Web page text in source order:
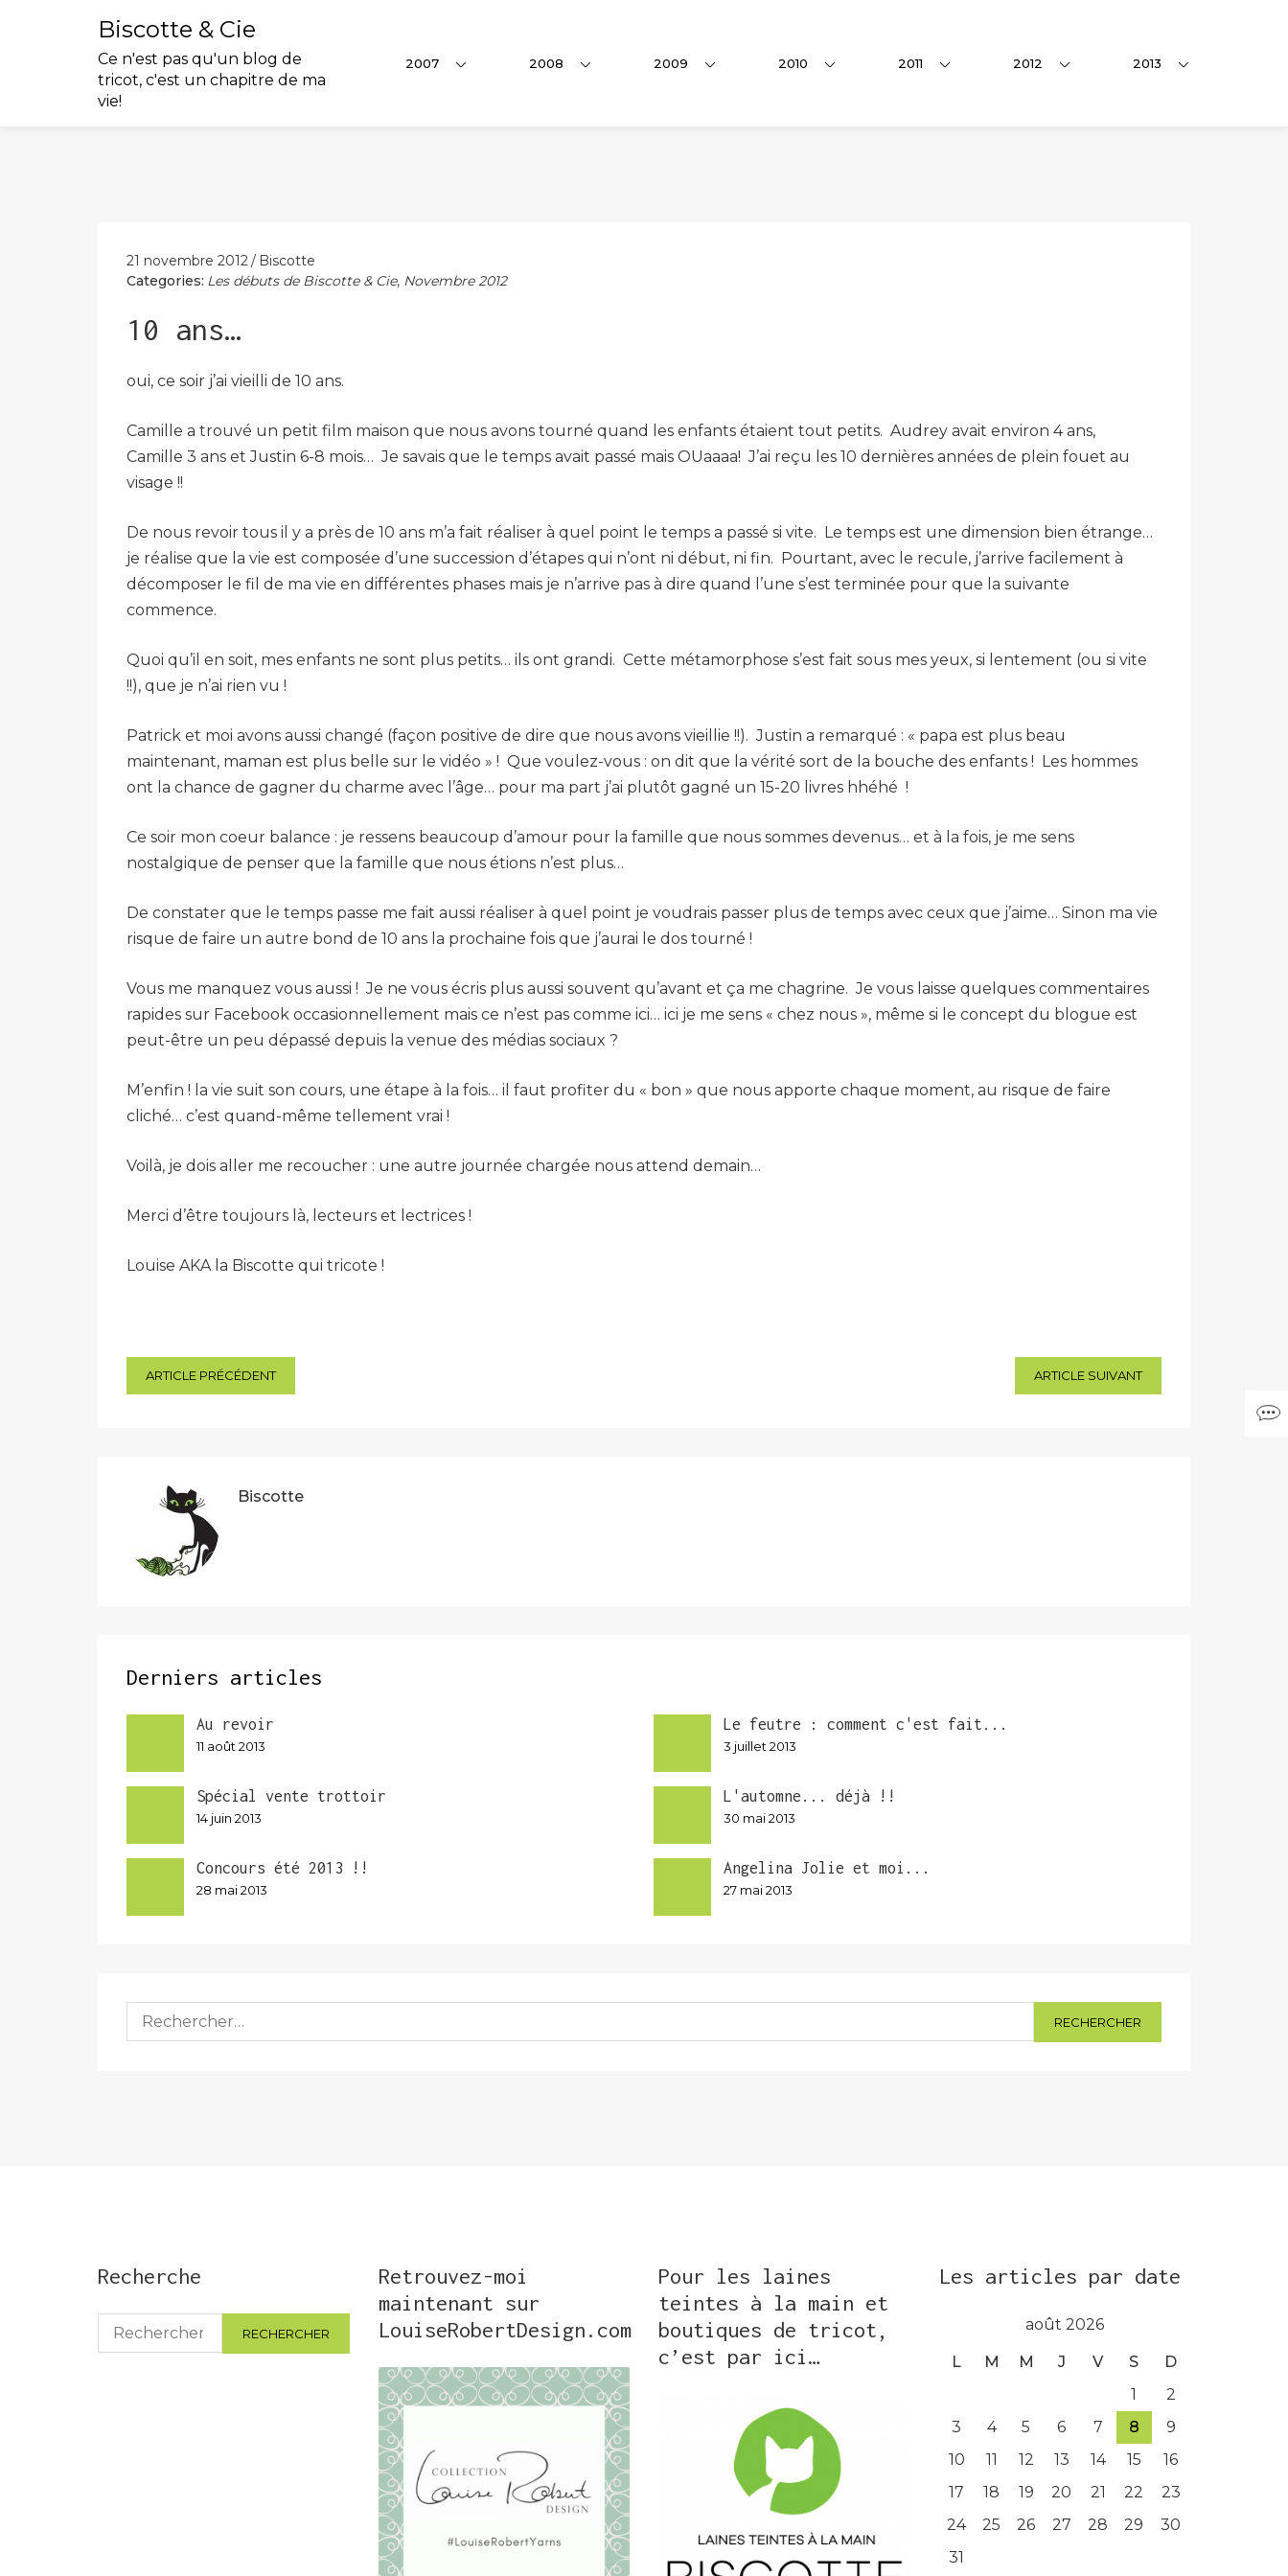
Biscotte & Cie
Ce n'est pas qu'un blog de
tricot, c'est un chapitre de ma
vie!
2007 2008 2009 2010 2011 2012 2013
21 novembre 2012
Biscotte
Categories: Les débuts de Biscotte & Cie, Novembre 2012
10 ans…
oui, ce soir j’ai vieilli de 10 ans.
Camille a trouvé un petit film maison que nous avons tourné quand les enfants étaient tout petits. Audrey avait environ 4 ans,
Camille 3 ans et Justin 6-8 mois… Je savais que le temps avait passé mais OUaaaa! J’ai reçu les 10 dernières années de plein fouet au
visage !!
De nous revoir tous il y a près de 10 ans m’a fait réaliser à quel point le temps a passé si vite. Le temps est une dimension bien étrange…
je réalise que la vie est composée d’une succession d’étapes qui n’ont ni début, ni fin. Pourtant, avec le recule, j’arrive facilement à
décomposer le fil de ma vie en différentes phases mais je n’arrive pas à dire quand l’une s’est terminée pour que la suivante
commence.
Quoi qu’il en soit, mes enfants ne sont plus petits… ils ont grandi. Cette métamorphose s’est fait sous mes yeux, si lentement (ou si vite
!!), que je n’ai rien vu !
Patrick et moi avons aussi changé (façon positive de dire que nous avons vieillie !!). Justin a remarqué : « papa est plus beau
maintenant, maman est plus belle sur le vidéo » ! Que voulez-vous : on dit que la vérité sort de la bouche des enfants ! Les hommes
ont la chance de gagner du charme avec l’âge… pour ma part j’ai plutôt gagné un 15-20 livres hhéhé !
Ce soir mon coeur balance : je ressens beaucoup d’amour pour la famille que nous sommes devenus… et à la fois, je me sens
nostalgique de penser que la famille que nous étions n’est plus…
De constater que le temps passe me fait aussi réaliser à quel point je voudrais passer plus de temps avec ceux que j’aime… Sinon ma vie
risque de faire un autre bond de 10 ans la prochaine fois que j’aurai le dos tourné !
Vous me manquez vous aussi ! Je ne vous écris plus aussi souvent qu’avant et ça me chagrine. Je vous laisse quelques commentaires
rapides sur Facebook occasionnellement mais ce n’est pas comme ici… ici je me sens « chez nous », même si le concept du blogue est
peut-être un peu dépassé depuis la venue des médias sociaux ?
M’enfin ! la vie suit son cours, une étape à la fois… il faut profiter du « bon » que nous apporte chaque moment, au risque de faire
cliché… c’est quand-même tellement vrai !
Voilà, je dois aller me recoucher : une autre journée chargée nous attend demain…
Merci d’être toujours là, lecteurs et lectrices !
Louise AKA la Biscotte qui tricote !
Navigation
ARTICLE PRÉCÉDENT ARTICLE SUIVANT
Biscotte
Derniers articles
Au revoir
11 août 2013
Le feutre : comment c'est fait...
3 juillet 2013
Spécial vente trottoir
14 juin 2013
L'automne... déjà !!
30 mai 2013
Concours été 2013 !!
28 mai 2013
Angelina Jolie et moi...
27 mai 2013
Rechercher :
Recherche
Rechercher :
Retrouvez-moi
maintenant sur
LouiseRobertDesign.com
Pour les laines
teintes à la main et
boutiques de tricot,
c’est par ici…
Les articles par date
août 2026
L M M J V S
D
1
2
3
4 5 6 7 8
9
10
11 12 13 14 15
16
17
18 19 20 21 22
23
24
25 26 27 28 29
30
31